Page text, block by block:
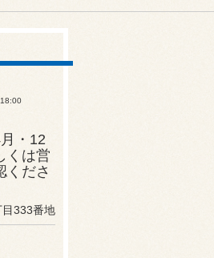
・12
くは営
くださ
333番地